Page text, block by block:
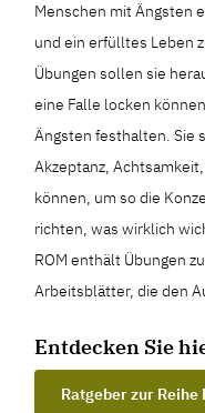
Menschen mit Ängsten
und ein erfülltes Leben
Übungen sollen sie
eine Falle locken
Ängsten festhalten. Sie
Akzeptanz,
können, um so die
richten, was wirklich
ROM enthält Übungen
Arbeitsblätter, die den
Entdecken Sie
Ratgeber zur